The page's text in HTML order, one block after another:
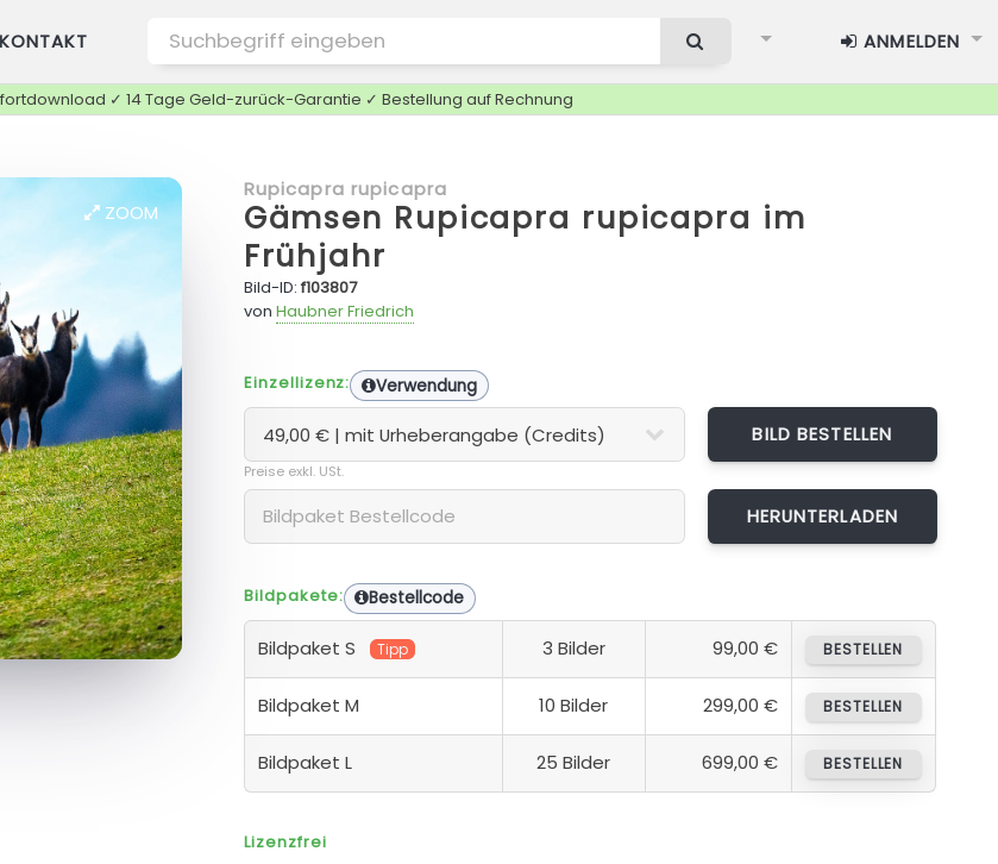
KONTAKT ANMELDEN
✓ 14 Tage Geld-zurück-Garantie ✓ Bestellung auf Rechnung
ZOOM
Rupicapra rupicapra
Gämsen Rupicapra rupicapra im
Frühjahr
Bild-ID:f103807
von Haubner Friedrich
Einzellizenz: Verwendung
BILD BESTELLEN
Preise exkl. USt.
Bildpakete: Bestellcode
Bildpaket S Tipp 3 Bilder 99,00 € BESTELLEN
Bildpaket M 10 Bilder 299,00 € BESTELLEN
Bildpaket L 25 Bilder 699,00 € BESTELLEN
Lizenzfrei